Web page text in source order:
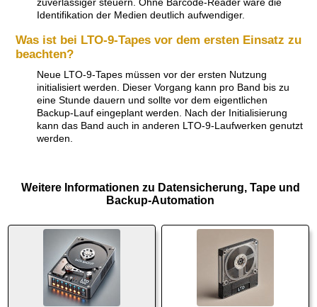
zuverlässiger steuern. Ohne Barcode-Reader wäre die
Identifikation der Medien deutlich aufwendiger.
Was ist bei LTO-9-Tapes vor dem ersten Einsatz zu
beachten?
Neue LTO-9-Tapes müssen vor der ersten Nutzung
initialisiert werden. Dieser Vorgang kann pro Band bis zu
eine Stunde dauern und sollte vor dem eigentlichen
Backup-Lauf eingeplant werden. Nach der Initialisierung
kann das Band auch in anderen LTO-9-Laufwerken genutzt
werden.
Weitere Informationen zu Datensicherung, Tape und
Backup-Automation